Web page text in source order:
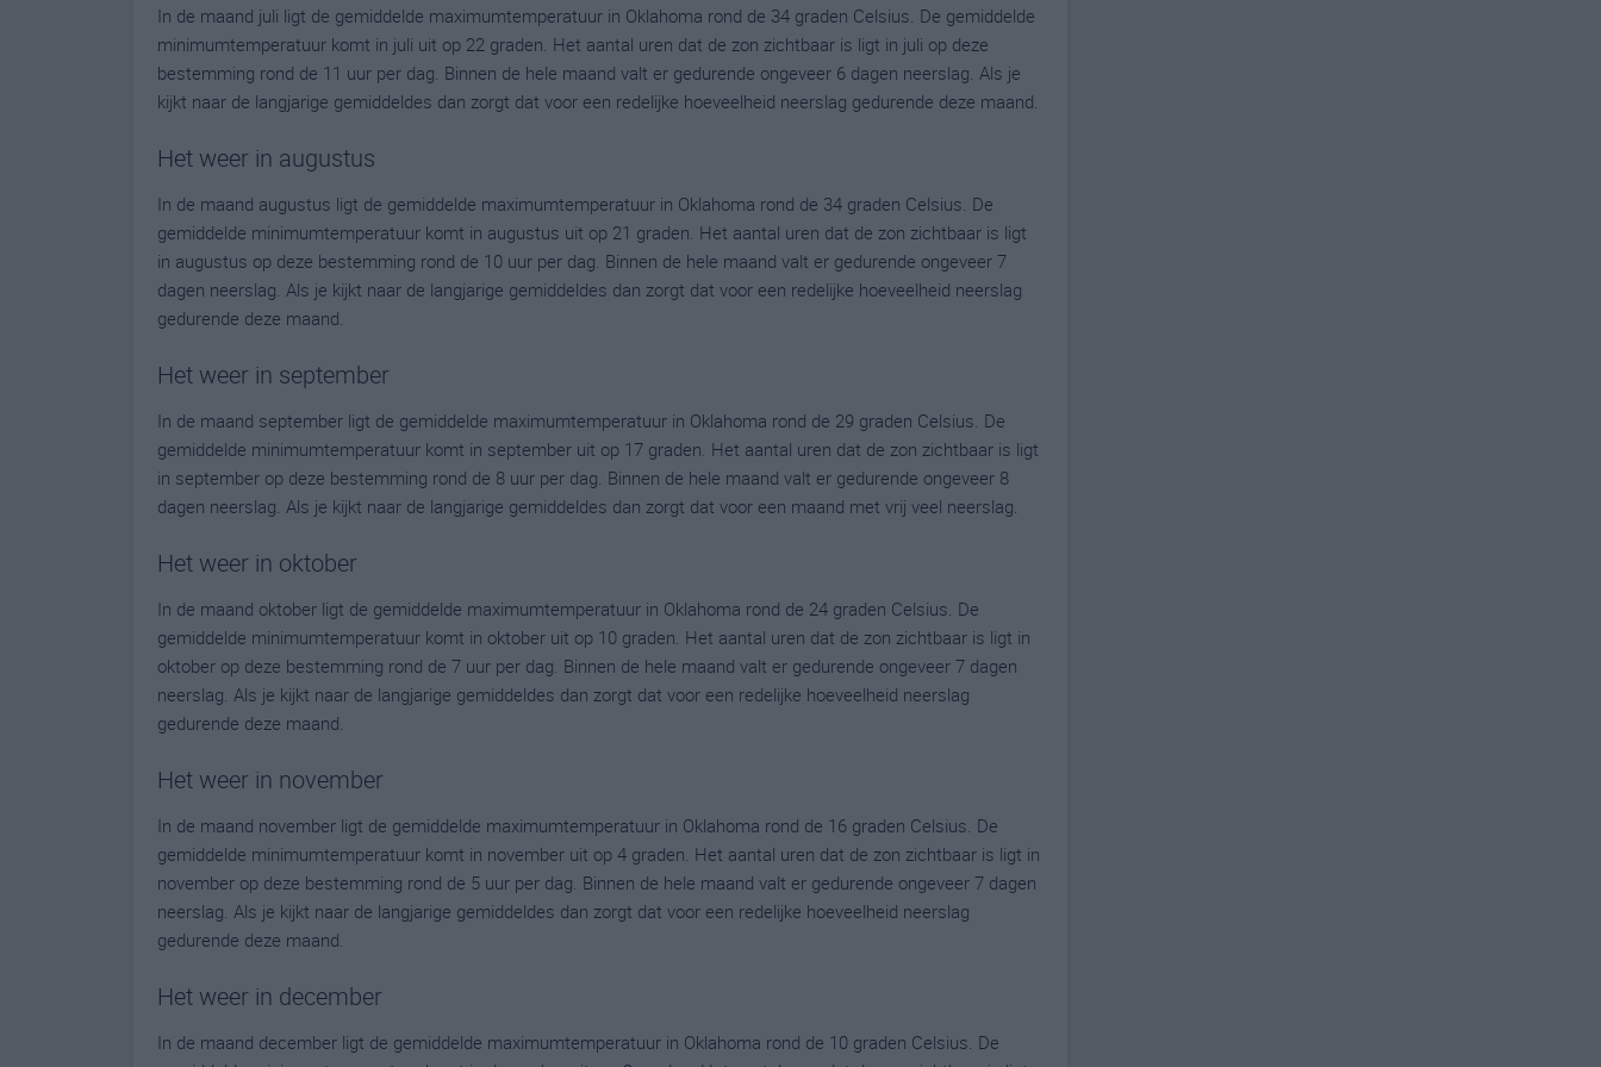
In de maand juli ligt de gemiddelde maximumtemperatuur in Oklahoma rond de 34 graden Celsius. De gemiddelde
minimumtemperatuur komt in juli uit op 22 graden. Het aantal uren dat de zon zichtbaar is ligt in juli op deze
bestemming rond de 11 uur per dag. Binnen de hele maand valt er gedurende ongeveer 6 dagen neerslag. Als je
kijkt naar de langjarige gemiddeldes dan zorgt dat voor een redelijke hoeveelheid neerslag gedurende deze maand.
Het weer in augustus
In de maand augustus ligt de gemiddelde maximumtemperatuur in Oklahoma rond de 34 graden Celsius. De
gemiddelde minimumtemperatuur komt in augustus uit op 21 graden. Het aantal uren dat de zon zichtbaar is ligt
in augustus op deze bestemming rond de 10 uur per dag. Binnen de hele maand valt er gedurende ongeveer 7
dagen neerslag. Als je kijkt naar de langjarige gemiddeldes dan zorgt dat voor een redelijke hoeveelheid neerslag
gedurende deze maand.
Het weer in september
In de maand september ligt de gemiddelde maximumtemperatuur in Oklahoma rond de 29 graden Celsius. De
gemiddelde minimumtemperatuur komt in september uit op 17 graden. Het aantal uren dat de zon zichtbaar is ligt
in september op deze bestemming rond de 8 uur per dag. Binnen de hele maand valt er gedurende ongeveer 8
dagen neerslag. Als je kijkt naar de langjarige gemiddeldes dan zorgt dat voor een maand met vrij veel neerslag.
Het weer in oktober
In de maand oktober ligt de gemiddelde maximumtemperatuur in Oklahoma rond de 24 graden Celsius. De
gemiddelde minimumtemperatuur komt in oktober uit op 10 graden. Het aantal uren dat de zon zichtbaar is ligt in
oktober op deze bestemming rond de 7 uur per dag. Binnen de hele maand valt er gedurende ongeveer 7 dagen
neerslag. Als je kijkt naar de langjarige gemiddeldes dan zorgt dat voor een redelijke hoeveelheid neerslag
gedurende deze maand.
Het weer in november
In de maand november ligt de gemiddelde maximumtemperatuur in Oklahoma rond de 16 graden Celsius. De
gemiddelde minimumtemperatuur komt in november uit op 4 graden. Het aantal uren dat de zon zichtbaar is ligt in
november op deze bestemming rond de 5 uur per dag. Binnen de hele maand valt er gedurende ongeveer 7 dagen
neerslag. Als je kijkt naar de langjarige gemiddeldes dan zorgt dat voor een redelijke hoeveelheid neerslag
gedurende deze maand.
Het weer in december
In de maand december ligt de gemiddelde maximumtemperatuur in Oklahoma rond de 10 graden Celsius. De